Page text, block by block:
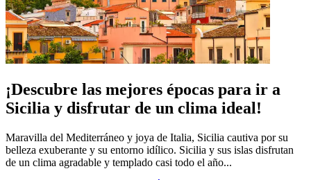
¡Descubre las mejores épocas para ir a
Sicilia y disfrutar de un clima ideal!
Maravilla del Mediterráneo y joya de Italia, Sicilia cautiva por su
belleza exuberante y su entorno idílico. Sicilia y sus islas disfrutan
de un clima agradable y templado casi todo el año...